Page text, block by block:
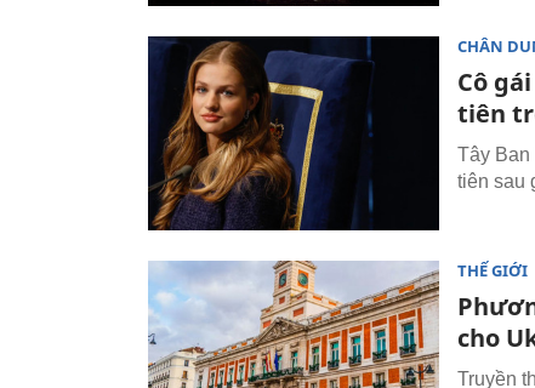
CHÂN
Cô
tiên
Tây Ban
tiên sau
THẾ GIỚI
cho
Truyền